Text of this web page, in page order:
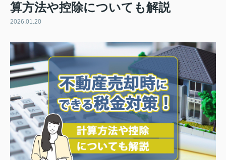
算方法や控除についても解説
2026.01.20